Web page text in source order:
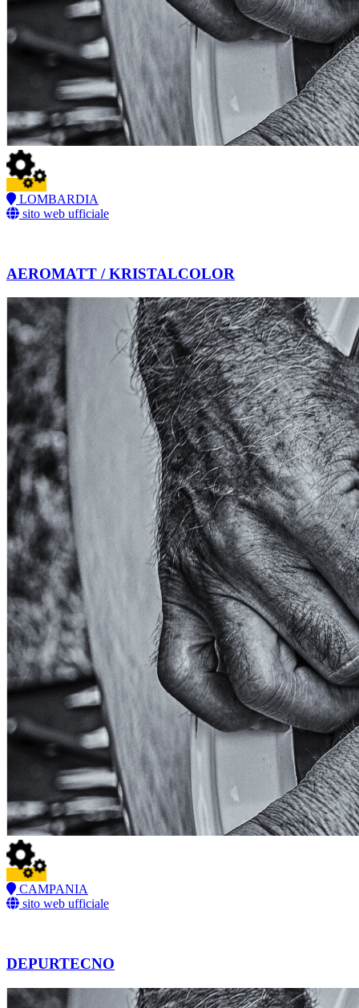
LOMBARDIA
sito web ufficiale
AEROMATT / KRISTALCOLOR
CAMPANIA
sito web ufficiale
DEPURTECNO